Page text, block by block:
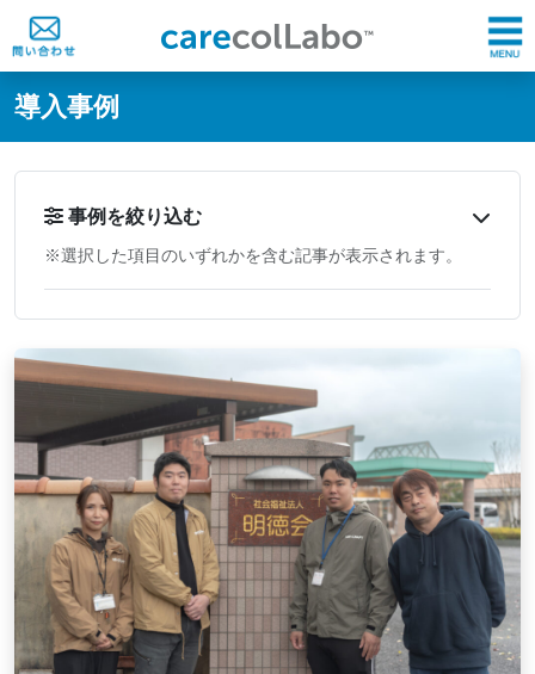
@ -0,0 +1,60 @@
導入事例
事例を絞り込む
※選択した項目のいずれかを含む記事が表示されます。